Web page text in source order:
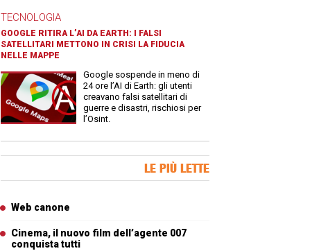
TECNOLOGIA
GOOGLE RITIRA L’AI DA EARTH: I FALSI
SATELLITARI METTONO IN CRISI LA FIDUCIA
NELLE MAPPE
Google sospende in meno di
24 ore l’AI di Earth: gli utenti
creavano falsi satellitari di
guerre e disastri, rischiosi per
l’Osint.
LE PIÙ LETTE
Web canone
Cinema, il nuovo film dell’agente 007
conquista tutti